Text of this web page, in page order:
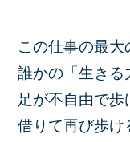
この仕事の最
誰かの「生きる
足が不自由で
借りて再び歩け